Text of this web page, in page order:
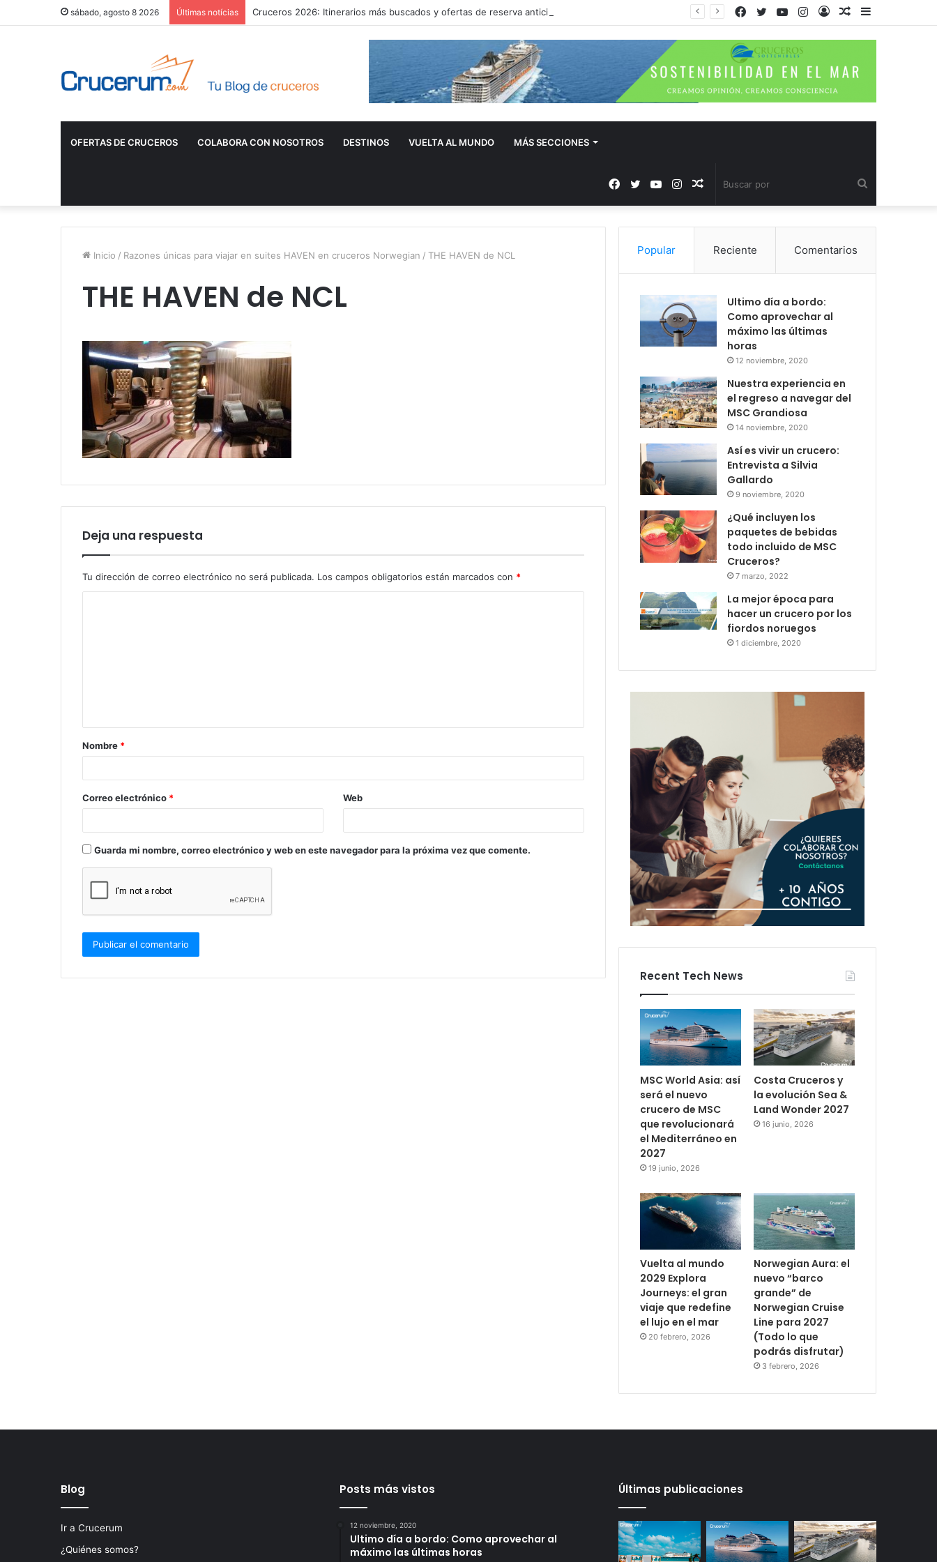
sábado, agosto 8 2026 Últimas notícias Cruceros 2026: Itinerarios más buscados y ofertas de reserva anticipada
Barra
Publicación
Acceso
Instagram
YouTube
Twitter
Facebook
OFERTAS DE CRUCEROS COLABORA CON NOSOTROS DESTINOS VUELTA AL MUNDO MÁS SECCIONES
por
Publicación
al
Instagram
YouTube
Twitter
Facebook
Inicio / Razones únicas para viajar en suites HAVEN en cruceros Norwegian / THE HAVEN de NCL
THE HAVEN de NCL
Deja una respuesta
Tu dirección de correo electrónico no será publicada. Los campos obligatorios están marcados con *
a
r
*
Nombre *
Correo electrónico * Web
Guarda mi nombre, correo electrónico y web en este navegador para la próxima vez que comente.
Popular Reciente Comentarios
Ultimo día a bordo:
Como aprovechar al
máximo las últimas
horas
12 noviembre, 2020
Nuestra experiencia en
el regreso a navegar del
MSC Grandiosa
14 noviembre, 2020
Así es vivir un crucero:
Entrevista a Silvia
Gallardo
9 noviembre, 2020
¿Qué incluyen los
paquetes de bebidas
todo incluido de MSC
Cruceros?
7 marzo, 2022
La mejor época para
hacer un crucero por los
fiordos noruegos
1 diciembre, 2020
Recent Tech News
MSC World Asia: así
será el nuevo
crucero de MSC
que revolucionará
el Mediterráneo en
2027
19 junio, 2026
Costa Cruceros y
la evolución Sea &
Land Wonder 2027
16 junio, 2026
Vuelta al mundo
2029 Explora
Journeys: el gran
viaje que redefine
el lujo en el mar
20 febrero, 2026
Norwegian Aura: el
nuevo “barco
grande” de
Norwegian Cruise
Line para 2027
(Todo lo que
podrás disfrutar)
3 febrero, 2026
Blog
Ir a Crucerum
¿Quiénes somos?
Posts más vistos
12 noviembre, 2020
Ultimo día a bordo: Como aprovechar al
máximo las últimas horas
Últimas publicaciones